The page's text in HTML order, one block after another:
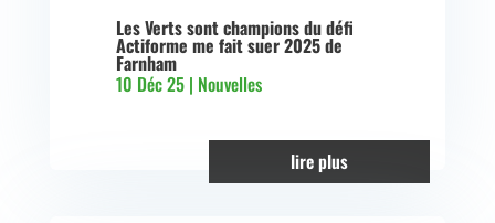
Les Verts sont champions du défi
Actiforme me fait suer 2025 de
Farnham
10 Déc 25| Nouvelles
lire plus